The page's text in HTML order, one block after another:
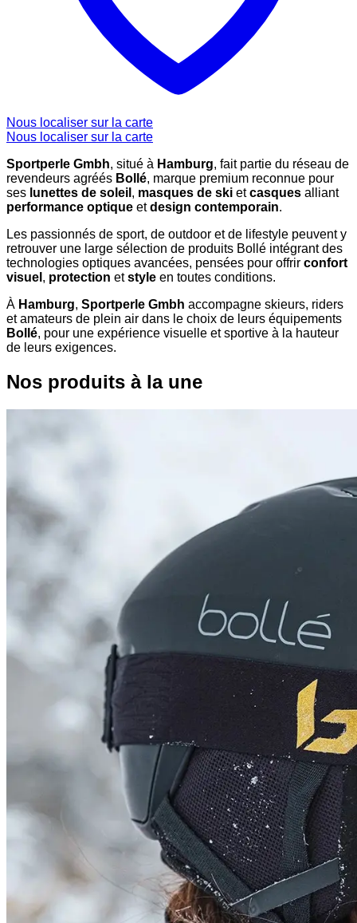
Nous localiser sur la carte
Nous localiser sur la carte
Sportperle Gmbh, situé à Hamburg, fait partie du réseau de
revendeurs agréés Bollé, marque premium reconnue pour
ses lunettes de soleil , masques de ski etcasques alliant
performance optique etdesign contemporain.
Les passionnés de sport, de outdoor et de lifestyle peuvent y
retrouver une large sélection de produits Bollé intégrant des
technologies optiques avancées, pensées pour offrir confort
visuel , protection etstyle en toutes conditions.
À Hamburg, Sportperle Gmbh accompagne skieurs, riders
et amateurs de plein air dans le choix de leurs équipements
Bollé, pour une expérience visuelle et sportive à la hauteur
de leurs exigences.
Nos produits à la une